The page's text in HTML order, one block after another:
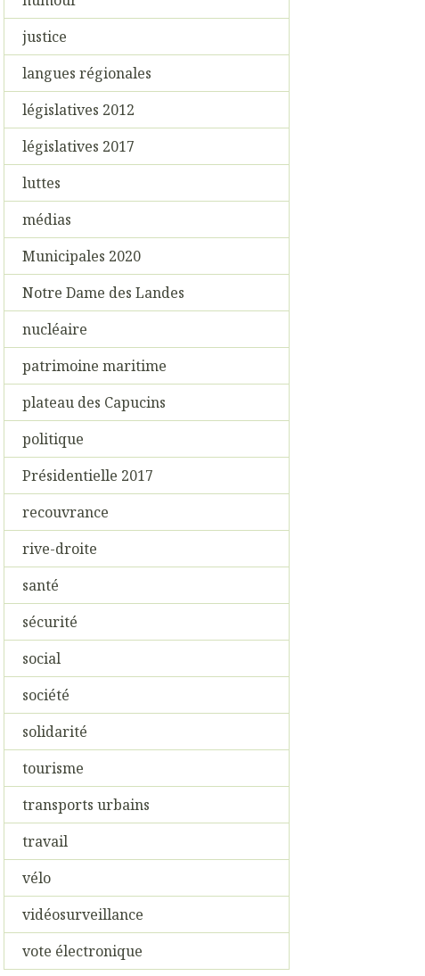
justice
langues régionales
législatives 2012
législatives 2017
luttes
médias
Municipales 2020
Notre Dame des Landes
nucléaire
patrimoine maritime
plateau des Capucins
politique
Présidentielle 2017
recouvrance
rive-droite
santé
sécurité
social
société
solidarité
tourisme
transports urbains
travail
vélo
vidéosurveillance
vote électronique